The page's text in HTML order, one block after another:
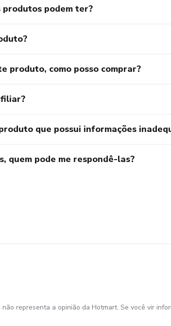
podem ter?
produto, como posso comprar?
que possui informações
quem pode me respondê-las?
representa a opinião da Hotmart. Se você vir